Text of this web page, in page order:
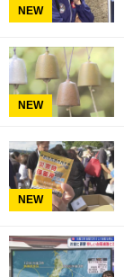
NEW
NEW
NEW